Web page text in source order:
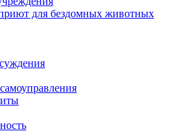
для бездомных животных